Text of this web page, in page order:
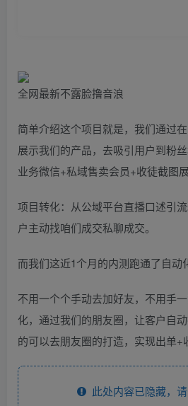
全网最新不露脸撸音浪
简单介绍这个项目就是，我们通过
展示我们的产品，去吸引用户到粉
业务微信+私域售卖会员+收徒截图
项目转化：从公域平台直播口述引
户主动找咱们成交私聊成交。
而我们这近1个月的内测跑通了自动
不用一个个手动去加好友，不用手
化，通过我们的朋友圈，让客户自
的可以去朋友圈的打造，实现出单+
此处内容已隐藏，